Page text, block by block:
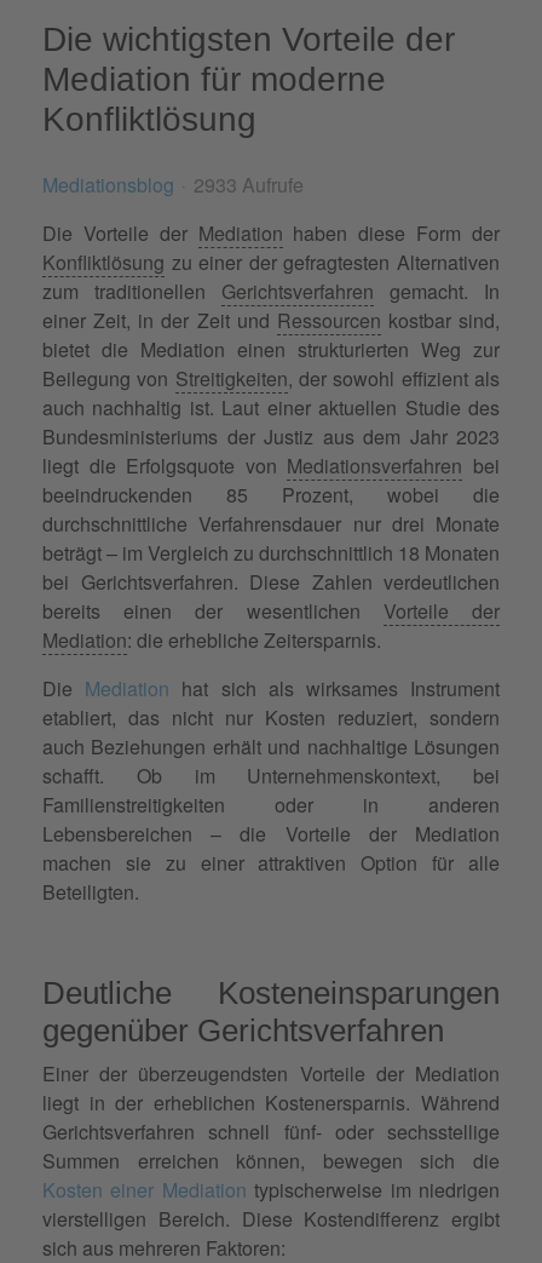
Die wichtigsten Vorteile der
Mediation für moderne
Konfliktlösung
Mediationsblog
2933 Aufrufe
Die Vorteile der Mediation haben diese Form der
Konfliktlösung zu einer der gefragtesten Alternativen
zum traditionellen Gerichtsverfahren gemacht. In
einer Zeit, in der Zeit und Ressourcen kostbar sind,
bietet die Mediation einen strukturierten Weg zur
Beilegung von Streitigkeiten, der sowohl effizient als
auch nachhaltig ist. Laut einer aktuellen Studie des
Bundesministeriums der Justiz aus dem Jahr 2023
liegt die Erfolgsquote von Mediationsverfahren bei
beeindruckenden 85 Prozent, wobei die
durchschnittliche Verfahrensdauer nur drei Monate
beträgt – im Vergleich zu durchschnittlich 18 Monaten
bei Gerichtsverfahren. Diese Zahlen verdeutlichen
bereits einen der wesentlichen Vorteile der
Mediation: die erhebliche Zeitersparnis.
Die Mediation hat sich als wirksames Instrument
etabliert, das nicht nur Kosten reduziert, sondern
auch Beziehungen erhält und nachhaltige Lösungen
schafft. Ob im Unternehmenskontext, bei
Familienstreitigkeiten oder in anderen
Lebensbereichen – die Vorteile der Mediation
machen sie zu einer attraktiven Option für alle
Beteiligten.
Deutliche Kosteneinsparungen
gegenüber Gerichtsverfahren
Einer der überzeugendsten Vorteile der Mediation
liegt in der erheblichen Kostenersparnis. Während
Gerichtsverfahren schnell fünf- oder sechsstellige
Summen erreichen können, bewegen sich die
Kosten einer Mediation typischerweise im niedrigen
vierstelligen Bereich. Diese Kostendifferenz ergibt
sich aus mehreren Faktoren: